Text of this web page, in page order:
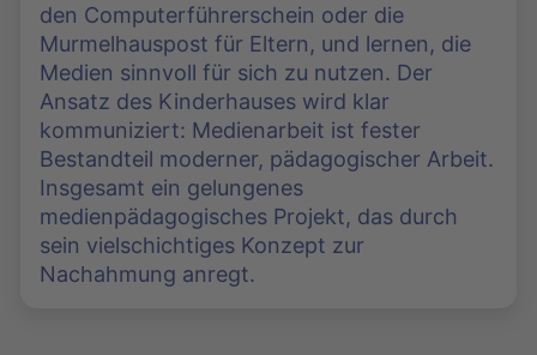
den Computerführerschein oder die
Murmelhauspost für Eltern, und lernen, die
Medien sinnvoll für sich zu nutzen. Der
Ansatz des Kinderhauses wird klar
kommuniziert: Medienarbeit ist fester
Bestandteil moderner, pädagogischer Arbeit.
Insgesamt ein gelungenes
medienpädagogisches Projekt, das durch
sein vielschichtiges Konzept zur
Nachahmung anregt.